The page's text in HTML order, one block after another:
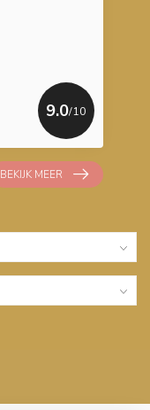
9.0/10
BEKIJK MEER